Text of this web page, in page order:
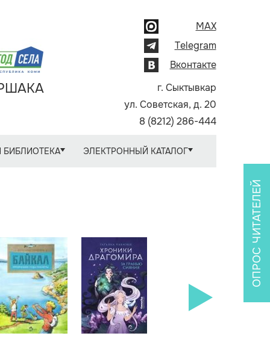
MAX
Telegram
Вконтакте
г. Сыктывкар
ул. Советская, д. 20
8 (8212) 286-444
БИБЛИОТЕКА ЭЛЕКТРОННЫЙ КАТАЛОГ
ОПРОС ЧИТАТЕЛЕЙ